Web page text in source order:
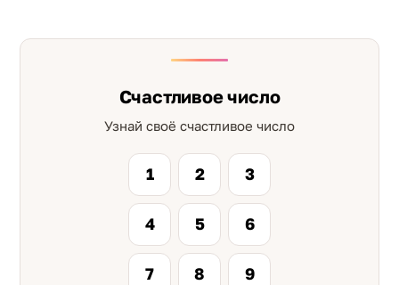
Счастливое число
Узнай своё счастливое число
1 2 3
4 5 6
7 8 9